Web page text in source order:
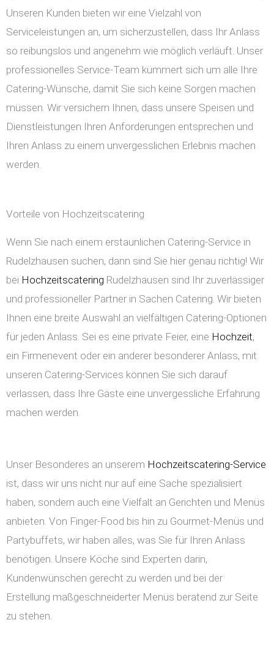
Unseren Kunden bieten wir eine Vielzahl von
Serviceleistungen an, um sicherzustellen, dass Ihr Anlass
so reibungslos und angenehm wie möglich verläuft. Unser
professionelles Service-Team kümmert sich um alle Ihre
Catering-Wünsche, damit Sie sich keine Sorgen machen
müssen. Wir versichern Ihnen, dass unsere Speisen und
Dienstleistungen Ihren Anforderungen entsprechen und
Ihren Anlass zu einem unvergesslichen Erlebnis machen
werden.
Vorteile von Hochzeitscatering
Wenn Sie nach einem erstaunlichen Catering-Service in
Rudelzhausen suchen, dann sind Sie hier genau richtig! Wir
bei Hochzeitscatering Rudelzhausen sind Ihr zuverlässiger
und professioneller Partner in Sachen Catering. Wir bieten
Ihnen eine breite Auswahl an vielfältigen Catering-Optionen
für jeden Anlass. Sei es eine private Feier, eine Hochzeit,
ein Firmenevent oder ein anderer besonderer Anlass, mit
unseren Catering-Services können Sie sich darauf
verlassen, dass Ihre Gäste eine unvergessliche Erfahrung
machen werden.
Unser Besonderes an unserem Hochzeitscatering-Service
ist, dass wir uns nicht nur auf eine Sache spezialisiert
haben, sondern auch eine Vielfalt an Gerichten und Menüs
anbieten. Von Finger-Food bis hin zu Gourmet-Menüs und
Partybuffets, wir haben alles, was Sie für Ihren Anlass
benötigen. Unsere Köche sind Experten darin,
Kundenwünschen gerecht zu werden und bei der
Erstellung maßgeschneiderter Menüs beratend zur Seite
zu stehen.